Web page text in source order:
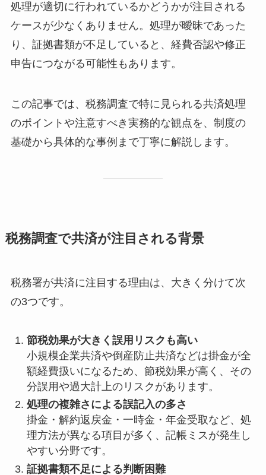
処理が適切に行われているかどうかが注目される
ケースが少なくありません。処理が曖昧であった
り、証拠書類が不足していると、経費否認や修正
申告につながる可能性もあります。
この記事では、税務調査で特に見られる共済処理
のポイントや注意すべき実務的な観点を、制度の
基礎から具体的な事例まで丁寧に解説します。
税務調査で共済が注目される背景
税務署が共済に注目する理由は、大きく分けて次
の3つです。
節税効果が大きく誤用リスクも高い
小規模企業共済や倒産防止共済などは掛金が全
額経費扱いになるため、節税効果が高く、その
分誤用や過大計上のリスクがあります。
処理の複雑さによる誤記入の多さ
掛金・解約返戻金・一時金・年金受取など、処
理方法が異なる項目が多く、記帳ミスが発生し
やすい分野です。
証拠書類不足による判断困難